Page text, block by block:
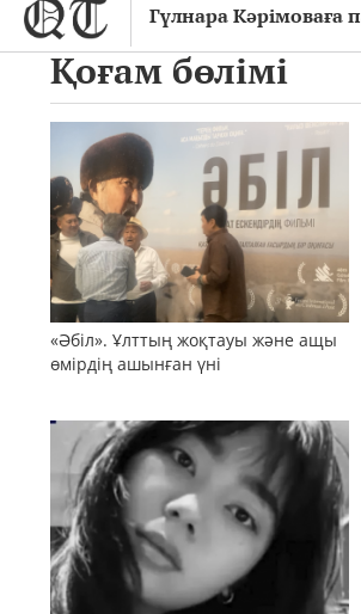
Гүлнара Кәрімоваға
Қоғам бөлімі
«Әбіл». Ұлттың жоқтауы және ащы
өмірдің ашынған үні